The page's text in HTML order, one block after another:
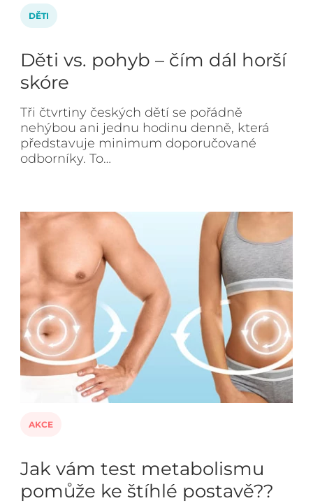
DĚTI
Děti vs. pohyb – čím dál horší
skóre
Tři čtvrtiny českých dětí se pořádně
nehýbou ani jednu hodinu denně, která
představuje minimum doporučované
odborníky. To…
AKCE
Jak vám test metabolismu
pomůže ke štíhlé postavě??